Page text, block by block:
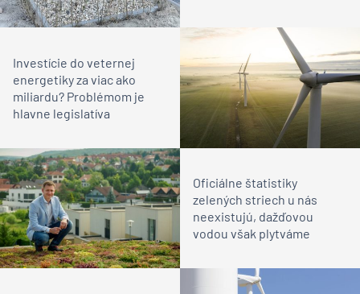
Investície do veternej
energetiky za viac ako
miliardu? Problémom je
hlavne legislatíva
Oficiálne štatistiky
zelených striech u nás
neexistujú, dažďovou
vodou však plytváme